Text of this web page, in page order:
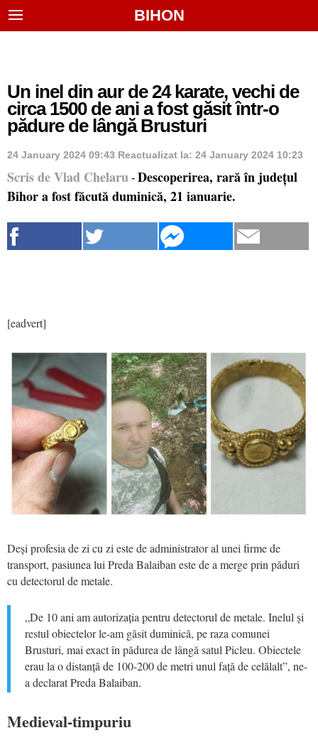
BIHON
Un inel din aur de 24 karate, vechi de
circa 1500 de ani a fost găsit într-o
pădure de lângă Brusturi
24 January 2024 09:43 Reactualizat la: 24 January 2024 10:23
Scris de Vlad Chelaru - Descoperirea, rară în județul
Bihor a fost făcută duminică, 21 ianuarie.
[eadvert]
Deși profesia de zi cu zi este de administrator al unei firme de
transport, pasiunea lui Preda Balaiban este de a merge prin păduri
cu detectorul de metale.
„De 10 ani am autorizația pentru detectorul de metale. Inelul și
restul obiectelor le-am găsit duminică, pe raza comunei
Brusturi, mai exact în pădurea de lângă satul Picleu. Obiectele
erau la o distanță de 100-200 de metri unul față de celălalt”, ne-
a declarat Preda Balaiban.
Medieval-timpuriu